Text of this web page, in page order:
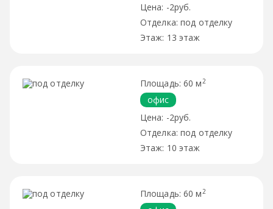
-2руб.
под отделку
13 этаж
60 м 2
офис
-2руб.
под отделку
10 этаж
60 м 2